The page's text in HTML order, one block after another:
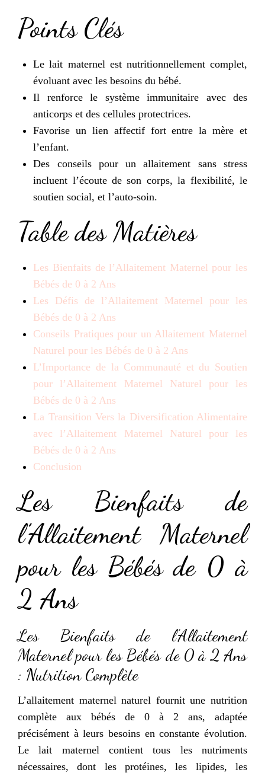
Points Clés
Le lait maternel est nutritionnellement complet,
évoluant avec les besoins du bébé.
Il renforce le système immunitaire avec des
anticorps et des cellules protectrices.
Favorise un lien affectif fort entre la mère et
l’enfant.
Des conseils pour un allaitement sans stress
incluent l’écoute de son corps, la flexibilité, le
soutien social, et l’auto-soin.
Table des Matières
Les Bienfaits de l’Allaitement Maternel pour les
Bébés de 0 à 2 Ans
Les Défis de l’Allaitement Maternel pour les
Bébés de 0 à 2 Ans
Conseils Pratiques pour un Allaitement Maternel
Naturel pour les Bébés de 0 à 2 Ans
L’Importance de la Communauté et du Soutien
pour l’Allaitement Maternel Naturel pour les
Bébés de 0 à 2 Ans
La Transition Vers la Diversification Alimentaire
avec l’Allaitement Maternel Naturel pour les
Bébés de 0 à 2 Ans
Conclusion
Les Bienfaits de
l’Allaitement Maternel
pour les Bébés de 0 à
2 Ans
Les Bienfaits de l’Allaitement
Maternel pour les Bébés de 0 à 2 Ans
: Nutrition Complète
L’allaitement maternel naturel fournit une nutrition
complète aux bébés de 0 à 2 ans, adaptée
précisément à leurs besoins en constante évolution.
Le lait maternel contient tous les nutriments
nécessaires, dont les protéines, les lipides, les